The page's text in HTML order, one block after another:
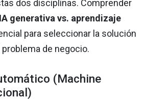
dos disciplinas. Comprender
IA generativa vs. aprendizaje
para seleccionar la solución
de negocio.
(Machine